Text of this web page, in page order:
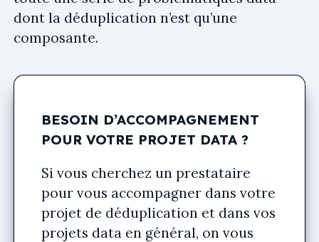
dont la déduplication n’est qu’une
composante.
BESOIN D’ACCOMPAGNEMENT
POUR VOTRE PROJET DATA ?
Si vous cherchez un prestataire
pour vous accompagner dans votre
projet de déduplication et dans vos
projets data en général, on vous